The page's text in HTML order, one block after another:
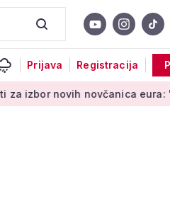
Prijava Registracija
novčanica eura: 'Među